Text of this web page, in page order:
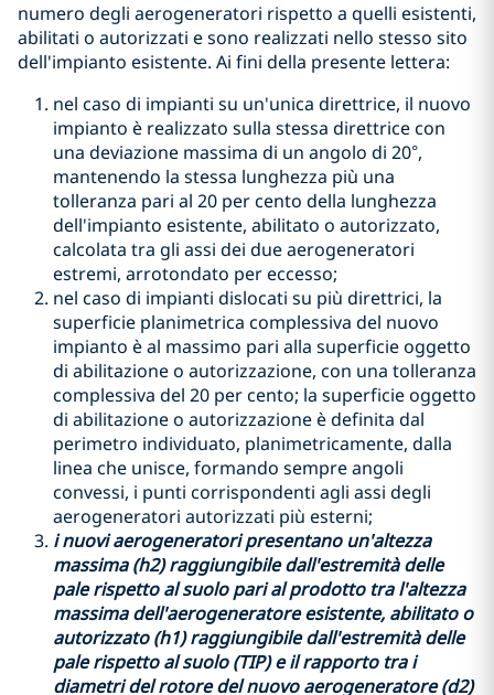
numero degli aerogeneratori rispetto a quelli esistenti,
abilitati o autorizzati e sono realizzati nello stesso sito
dell'impianto esistente. Ai fini della presente lettera:
nel caso di impianti su un'unica direttrice, il nuovo
impianto è realizzato sulla stessa direttrice con
una deviazione massima di un angolo di 20°,
mantenendo la stessa lunghezza più una
tolleranza pari al 20 per cento della lunghezza
dell'impianto esistente, abilitato o autorizzato,
calcolata tra gli assi dei due aerogeneratori
estremi, arrotondato per eccesso;
nel caso di impianti dislocati su più direttrici, la
superficie planimetrica complessiva del nuovo
impianto è al massimo pari alla superficie oggetto
di abilitazione o autorizzazione, con una tolleranza
complessiva del 20 per cento; la superficie oggetto
di abilitazione o autorizzazione è definita dal
perimetro individuato, planimetricamente, dalla
linea che unisce, formando sempre angoli
convessi, i punti corrispondenti agli assi degli
aerogeneratori autorizzati più esterni;
i nuovi aerogeneratori presentano un'altezza
massima (h2) raggiungibile dall'estremità delle
pale rispetto al suolo pari al prodotto tra l'altezza
massima dell'aerogeneratore esistente, abilitato o
autorizzato (h1) raggiungibile dall'estremità delle
pale rispetto al suolo (TIP) e il rapporto tra i
diametri del rotore del nuovo aerogeneratore (d2)